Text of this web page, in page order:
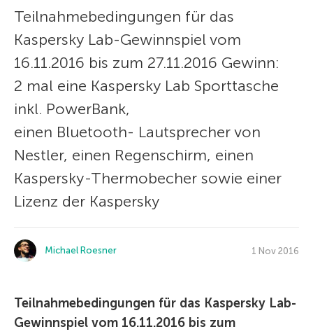
Teilnahmebedingungen für das
Kaspersky Lab-Gewinnspiel vom
16.11.2016 bis zum 27.11.2016 Gewinn:
2 mal eine Kaspersky Lab Sporttasche
inkl. PowerBank,
einen Bluetooth- Lautsprecher von
Nestler, einen Regenschirm, einen
Kaspersky-Thermobecher sowie einer
Lizenz der Kaspersky
Michael Roesner 1 Nov 2016
Teilnahmebedingungen für das Kaspersky Lab-
Gewinnspiel vom 16.11.2016 bis zum